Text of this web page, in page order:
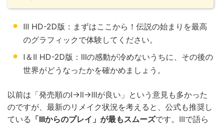
III HD-2D版：まずはここから！伝説の始まりを最高
のグラフィックで体験してください。
I＆II HD-2D版：IIIの感動が冷めないうちに、その後の
世界がどうなったかを確かめましょう。
以前は「発売順のI→II→IIIが良い」という意見も多かった
のですが、最新のリメイク状況を考えると、公式も推奨し
ている 「IIIからのプレイ」が最もスムーズです。IIIで語ら